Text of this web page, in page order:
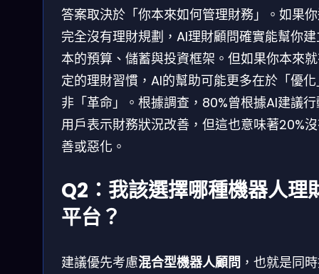
答案取決於「你本來如何管理財務」。如果
完全沒有理財規劃，AI理財顧問確實能幫你
本的預算、儲蓄與投資框架。但如果你本來
定的理財習慣，AI的幫助可能更多在於「優
非「革命」。根據調查，80%曾根據AI建議
用戶表示財務狀況改善，但這也意味著20%
善或惡化。
Q2：我該選擇哪種機器人理
平台？
建議優先考慮混合型機器人顧問 ，也就是同